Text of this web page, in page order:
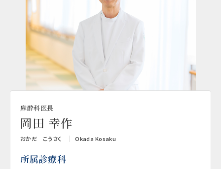
麻酔科医長
岡田 幸作
おかだ こうさく Okada Kosaku
所属診療科